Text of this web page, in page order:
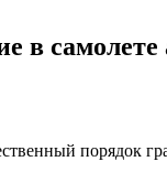
в
порядок